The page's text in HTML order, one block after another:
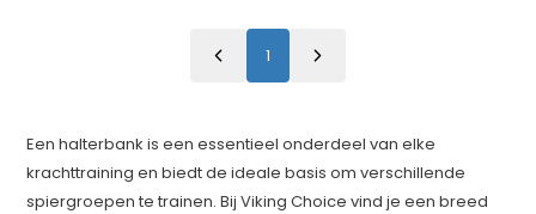
1
Een halterbank is een essentieel onderdeel van elke
krachttraining en biedt de ideale basis om verschillende
spiergroepen te trainen. Bij Viking Choice vind je een breed